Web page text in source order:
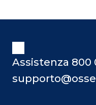
Assistenza 800